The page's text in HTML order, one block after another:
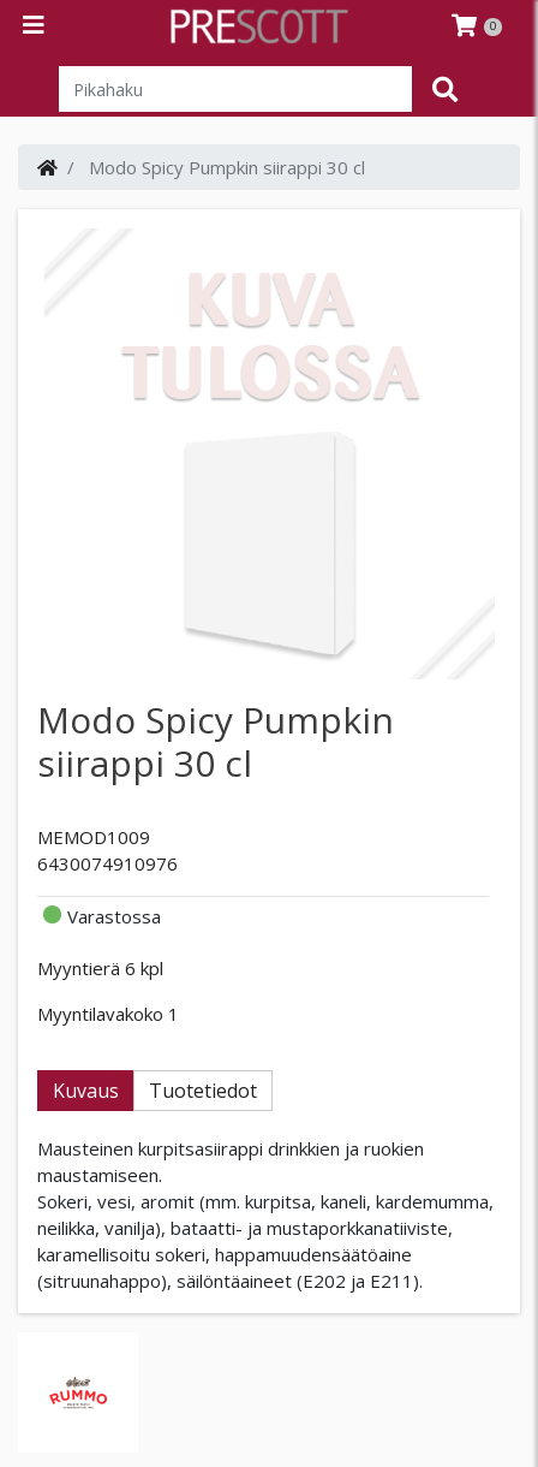
0
Modo Spicy Pumpkin siirappi 30 cl
Modo Spicy Pumpkin
siirappi 30 cl
MEMOD1009
6430074910976
Varastossa
Myyntierä 6 kpl
Myyntilavakoko 1
Kuvaus Tuotetiedot
Mausteinen kurpitsasiirappi drinkkien ja ruokien
maustamiseen.
Sokeri, vesi, aromit (mm. kurpitsa, kaneli, kardemumma,
neilikka, vanilja), bataatti- ja mustaporkkanatiiviste,
karamellisoitu sokeri, happamuudensäätöaine
(sitruunahappo), säilöntäaineet (E202 ja E211).